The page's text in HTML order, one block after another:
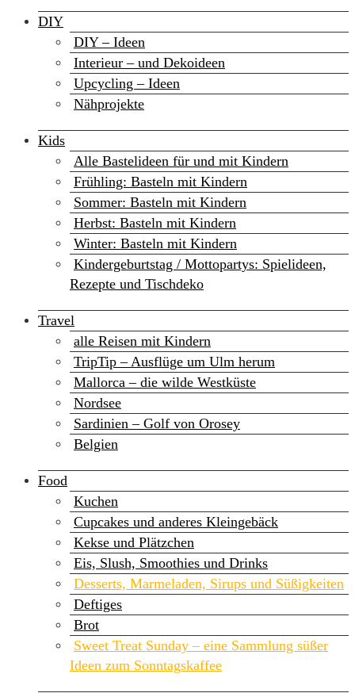
DIY
DIY – Ideen
Interieur – und Dekoideen
Upcycling – Ideen
Nähprojekte
Kids
Alle Bastelideen für und mit Kindern
Frühling: Basteln mit Kindern
Sommer: Basteln mit Kindern
Herbst: Basteln mit Kindern
Winter: Basteln mit Kindern
Kindergeburtstag / Mottopartys: Spielideen,
Rezepte und Tischdeko
Travel
alle Reisen mit Kindern
TripTip – Ausflüge um Ulm herum
Mallorca – die wilde Westküste
Nordsee
Sardinien – Golf von Orosey
Belgien
Food
Kuchen
Cupcakes und anderes Kleingebäck
Kekse und Plätzchen
Eis, Slush, Smoothies und Drinks
Desserts, Marmeladen, Sirups und Süßigkeiten
Deftiges
Brot
Sweet Treat Sunday – eine Sammlung süßer
Ideen zum Sonntagskaffee